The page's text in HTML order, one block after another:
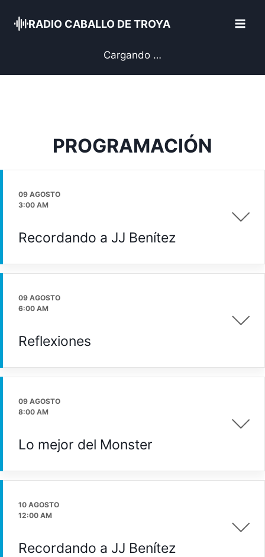
RADIO CABALLO DE TROYA
Cargando …
PROGRAMACIÓN
09 AGOSTO
3:00 AM
Recordando a JJ Benítez
09 AGOSTO
6:00 AM
Reflexiones
09 AGOSTO
8:00 AM
Lo mejor del Monster
10 AGOSTO
12:00 AM
Recordando a JJ Benítez